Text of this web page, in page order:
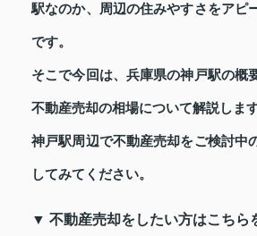
駅なのか、周辺の住みやすさをアピ
です。
そこで今回は、兵庫県の神戸駅の概
不動産売却の相場について解説します
神戸駅周辺で不動産売却をご検討中
してみてください。
▼ 不動産売却をしたい方はこちら